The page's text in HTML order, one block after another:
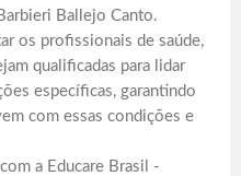
Ballejo Canto.
os profissionais de saúde,
qualificadas para lidar
específicas, garantindo
com essas condições e
a Educare Brasil -